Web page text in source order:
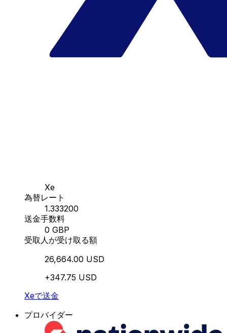
Xe
為替レート
1.333200
送金手数料
0 GBP
受取人が受け取る額
26,664.00 USD
+347.75 USD
Xeで送金
プロバイダー